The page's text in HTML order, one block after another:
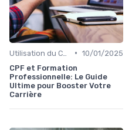
• 10/01/2025
CPF et Formation
Professionnelle: Le Guide
Ultime pour Booster Votre
Carrière